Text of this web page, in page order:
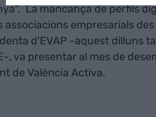
La mancança de perfils
associacions empresarials
d'EVAP -aquest dilluns
, va presentar al mes de
de València Activa.